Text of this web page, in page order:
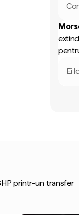
Ei
printr-un transfer